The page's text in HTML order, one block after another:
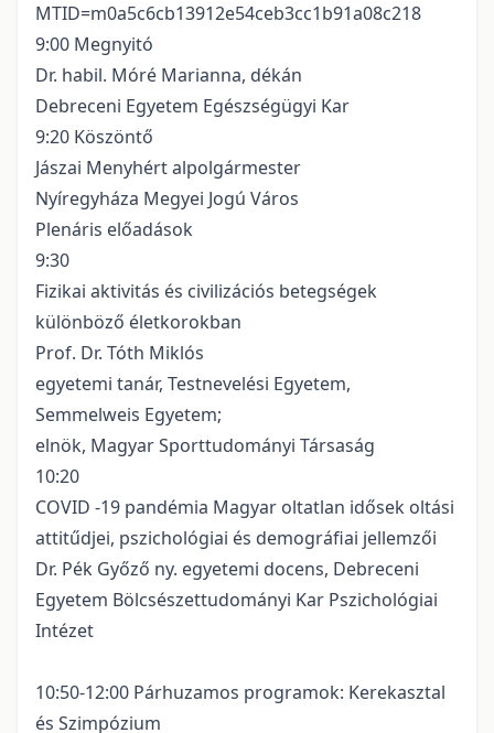
MTID=m0a5c6cb13912e54ceb3cc1b91a08c218
9:00 Megnyitó
Dr. habil. Móré Marianna, dékán
Debreceni Egyetem Egészségügyi Kar
9:20 Köszöntő
Jászai Menyhért alpolgármester
Nyíregyháza Megyei Jogú Város
Plenáris előadások
9:30
Fizikai aktivitás és civilizációs betegségek
különböző életkorokban
Prof. Dr. Tóth Miklós
egyetemi tanár, Testnevelési Egyetem,
Semmelweis Egyetem;
elnök, Magyar Sporttudományi Társaság
10:20
COVID -19 pandémia Magyar oltatlan idősek oltási
attitűdjei, pszichológiai és demográfiai jellemzői
Dr. Pék Győző ny. egyetemi docens, Debreceni
Egyetem Bölcsészettudományi Kar Pszichológiai
Intézet
10:50-12:00 Párhuzamos programok: Kerekasztal
és Szimpózium